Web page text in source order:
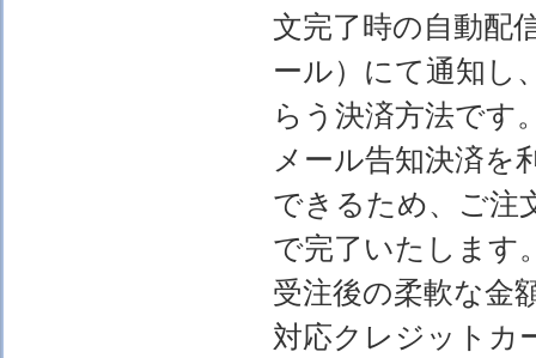
文完了時の自動配
ール）にて通知し
らう決済方法です
メール告知決済を
できるため、ご注
で完了いたします
受注後の柔軟な金
対応クレジットカ